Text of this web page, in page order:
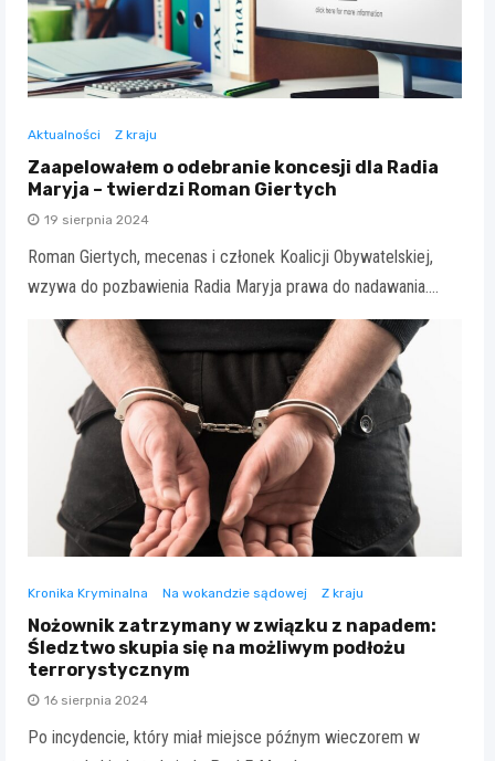
Aktualności Z kraju
Zaapelowałem o odebranie koncesji dla Radia
Maryja – twierdzi Roman Giertych
19 sierpnia 2024
Roman Giertych, mecenas i członek Koalicji Obywatelskiej,
wzywa do pozbawienia Radia Maryja prawa do nadawania.…
Kronika Kryminalna Na wokandzie sądowej Z kraju
Nożownik zatrzymany w związku z napadem:
Śledztwo skupia się na możliwym podłożu
terrorystycznym
16 sierpnia 2024
Po incydencie, który miał miejsce późnym wieczorem w